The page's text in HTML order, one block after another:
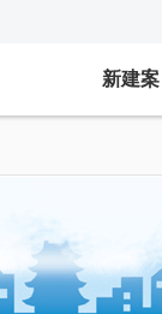
新建案